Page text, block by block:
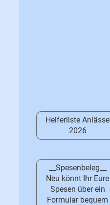
Helferliste Anlässe
2026
__Spesenbeleg__
Neu könnt Ihr Eure
Spesen über ein
Formular bequem